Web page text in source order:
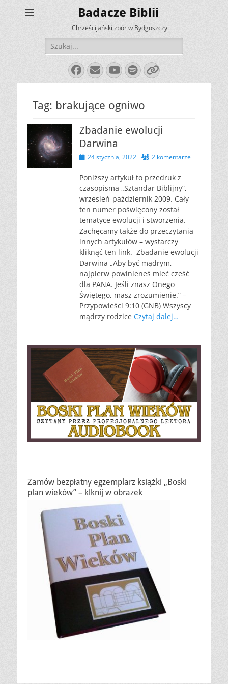
Badacze Biblii
Chrześcijański zbór w Bydgoszczy
Szukaj:
Facebook
E-
mail
YouTube
Spotify
Link
Tag: brakujące ogniwo
Zbadanie ewolucji
Darwina
Opublikowano
24 stycznia, 2022 2 komentarze
Poniższy artykuł to przedruk z
czasopisma „Sztandar Biblijny”,
wrzesień-październik 2009. Cały
ten numer poświęcony został
tematyce ewolucji i stworzenia.
Zachęcamy także do przeczytania
innych artykułów – wystarczy
kliknąć ten link. Zbadanie ewolucji
Darwina „Aby być mądrym,
najpierw powinieneś mieć cześć
dla PANA. Jeśli znasz Onego
Świętego, masz zrozumienie.” –
Przypowieści 9:10 (GNB) Wszyscy
mądrzy rodzice Czytaj dalej…
Zamów bezpłatny egzemplarz książki „Boski
plan wieków” – klknij w obrazek